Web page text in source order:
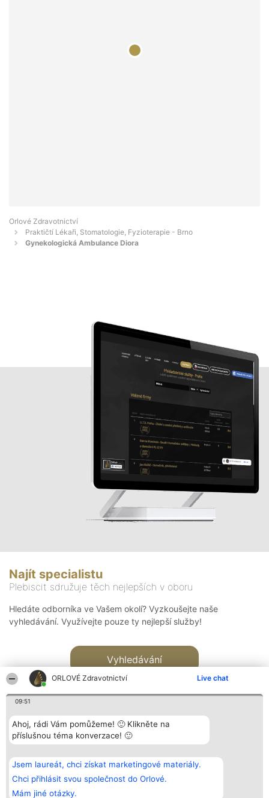
ORLOVÉ Zdravotnictví Live chat
09:51
Ahoj, rádi Vám pomůžeme! 🙂 Klikněte na
příslušnou téma konverzace! 🙂
Jsem laureát, chci získat marketingové materiály.
Chci přihlásit svou společnost do Orlové.
Mám jiné otázky.
Orlové Zdravotnictví
Praktičtí Lékaři, Stomatologie, Fyzioterapie - Brno
Gynekologická Ambulance Diora
Najít specialistu
Plebiscit sdružuje těch nejlepších v oboru
Hledáte odborníka ve Vašem okolí? Vyzkoušejte naše
vyhledávání. Využívejte pouze ty nejlepší služby!
Vyhledávání
Bright Side Solutions sp. z o.
o. sp. k.
ul. Ruska 22
Wrocław 50-079
KRS 0000749100 | Regon
Vítězové
Seznam všech
laureátů
Zásady
Kontakt